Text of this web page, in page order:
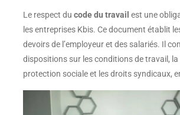
Le respect du code du travail est une
les entreprises Kbis. Ce document établit
devoirs de l’employeur et des salariés. Il
dispositions sur les conditions de travail,
protection sociale et les droits syndicaux,